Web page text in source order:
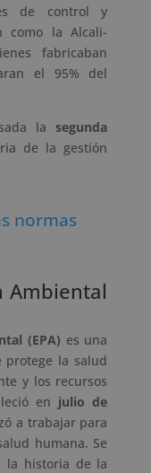
de control y
como la Alcali-
fabricaban
el 95% del
lasegunda
de la gestión
normas
Ambiental
(EPA) es una
protege la salud
y los recursos
en julio de
a trabajar para
humana. Se
la historia de la